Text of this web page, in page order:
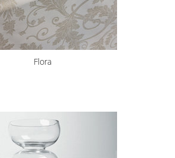
Flora